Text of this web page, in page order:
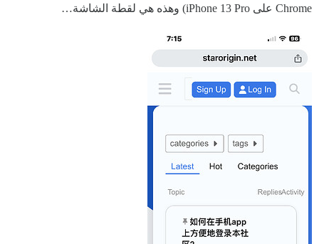
Chrome على iPhone 13 Pro) وهذه هي لقطة الشاشة…